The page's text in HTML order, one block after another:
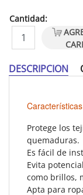
Cantidad:
DESCRIPCION
Protege los
quemaduras.
Es fácil de
Evita
como brillos,
Apta para